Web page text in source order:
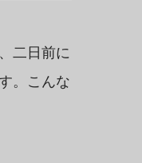
二日前に
。こんな